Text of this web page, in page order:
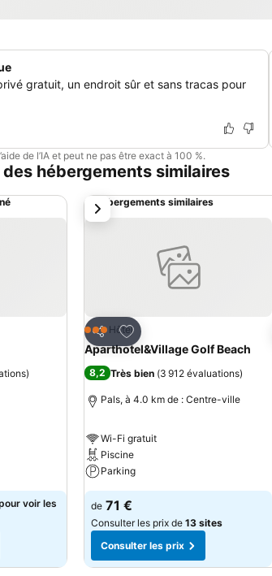
gratuit, un endroit sûr et sans tracas pour
de l’IA et peut ne pas être exact à 100 %.
hébergements similaires
)
voir les
Hébergements similaires
Partager
Ajouter à mes favoris
3 ÉtoilesHôtel
Aparthotel&Village Golf Beach
8,2 Très bien (3 912 évaluations)
Pals, à 4.0 km de : Centre-ville
Wi-Fi gratuit
Piscine
Parking
de 71 €
Consulter les prix de 13 sites
Consulter les prix
suivant